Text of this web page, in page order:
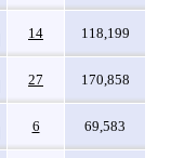
14 118,199
27 170,858
6 69,583